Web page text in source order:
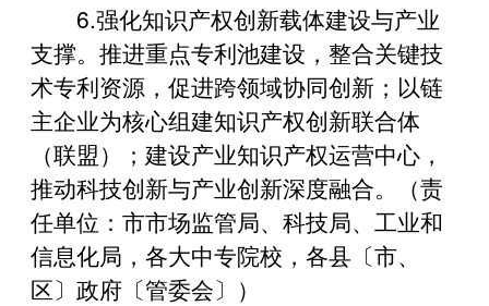
6.强化知识产权创新载体建设与产业
支撑。推进重点专利池建设，整合关键技
术专利资源，促进跨领域协同创新；以链
主企业为核心组建知识产权创新联合体
（联盟）；建设产业知识产权运营中心，
推动科技创新与产业创新深度融合。（责
任单位：市市场监管局、科技局、工业和
信息化局，各大中专院校，各县〔市、
区〕政府〔管委会〕）